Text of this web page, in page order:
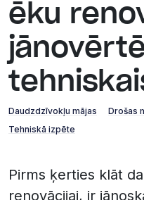
ēku
Daudzdzīvokļu mājas Drošas
Tehniskā izpēte
Pirms ķerties klāt
renovācijai, ir